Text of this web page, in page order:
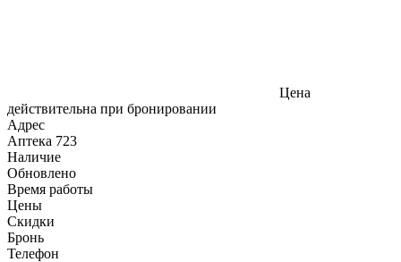
Цена
действительна при бронировании
Адрес
Аптека 723
Наличие
Обновлено
Время работы
Цены
Скидки
Бронь
Телефон